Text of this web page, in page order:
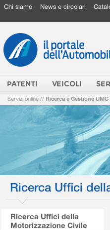
Chi siamo News e circolari
PATENTI VEICOLI
Servizi online // Ricerca e Gestione UMC
Ricerca Uffici
Ricerca Uffici della
Motorizzazione Civile